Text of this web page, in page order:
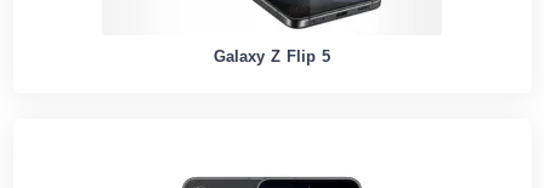
Galaxy Z Flip 5